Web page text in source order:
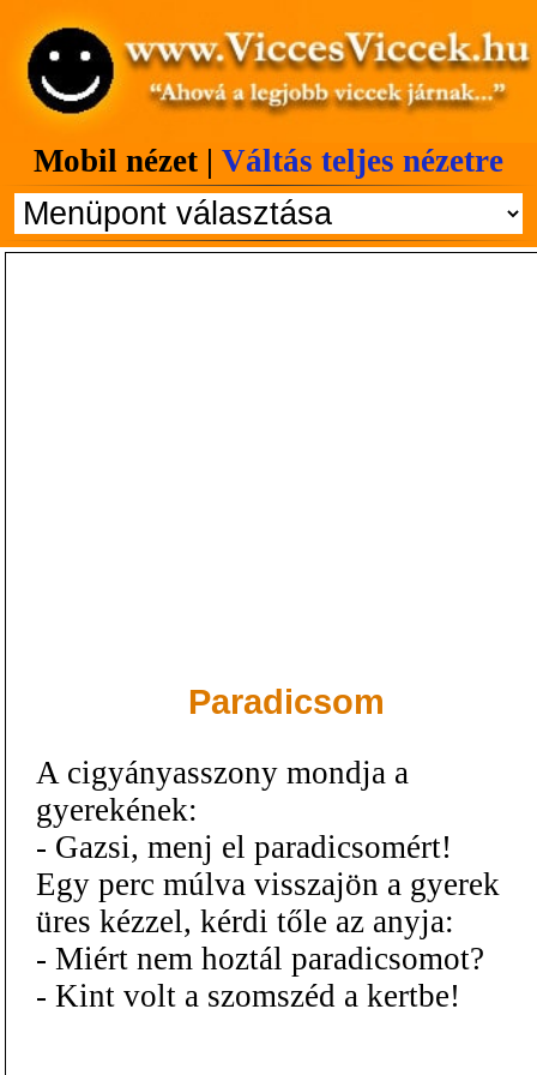
Mobil nézet | Váltás teljes nézetre
Paradicsom
A cigyányasszony mondja a
gyerekének:
- Gazsi, menj el paradicsomért!
Egy perc múlva visszajön a gyerek
üres kézzel, kérdi tőle az anyja:
- Miért nem hoztál paradicsomot?
- Kint volt a szomszéd a kertbe!